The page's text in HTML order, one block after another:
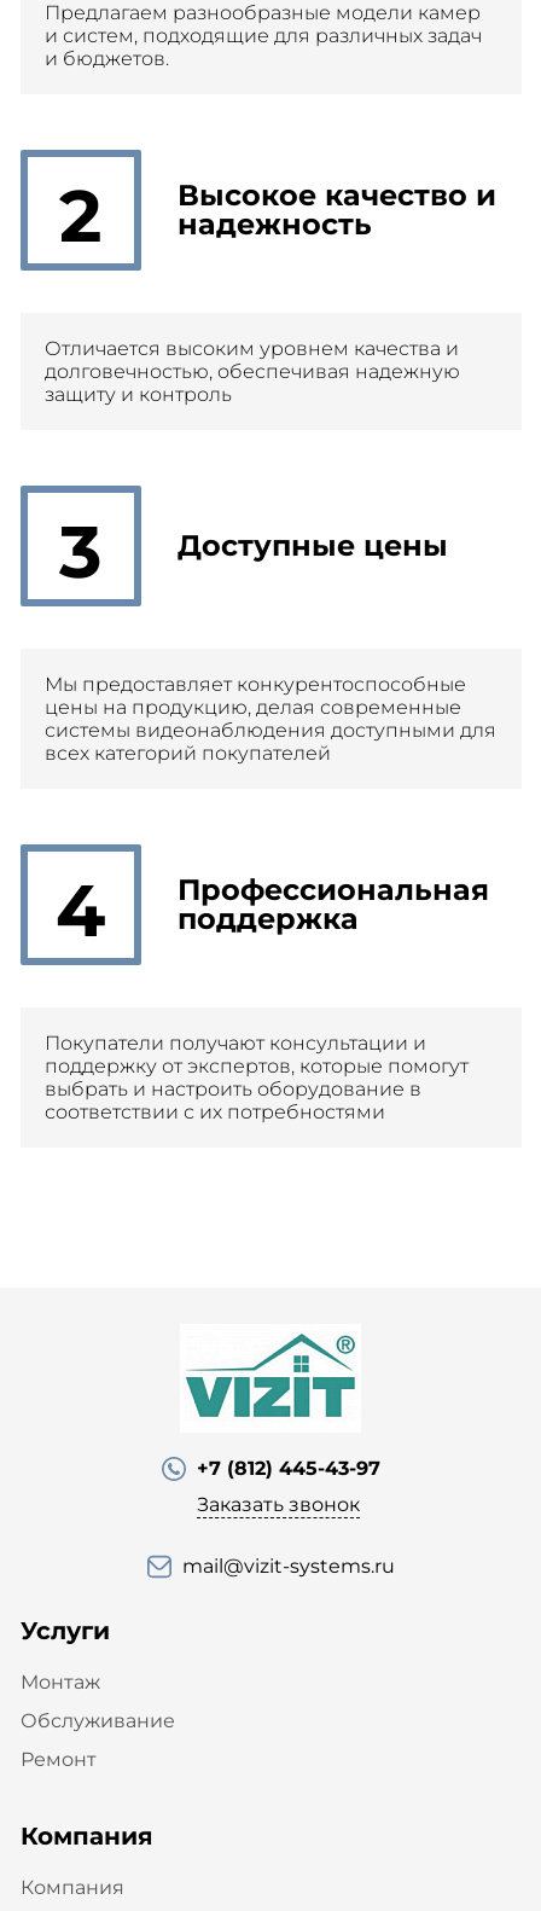
Предлагаем разнообразные модели камер
и систем, подходящие для различных задач
и бюджетов.
2
Высокое качество и
надежность
Отличается высоким уровнем качества и
долговечностью, обеспечивая надежную
защиту и контроль
3 Доступные цены
Мы предоставляет конкурентоспособные
цены на продукцию, делая современные
системы видеонаблюдения доступными для
всех категорий покупателей
4
Профессиональная
поддержка
Покупатели получают консультации и
поддержку от экспертов, которые помогут
выбрать и настроить оборудование в
соответствии с их потребностями
+7 (812) 445-43-97
Заказать звонок
mail@vizit-systems.ru
Услуги
Монтаж
Обслуживание
Ремонт
Компания
Компания